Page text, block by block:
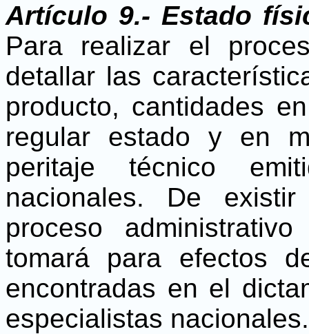
Artículo 9.- Estado
Para realizar el
detallar las
producto, cantidades
regular estado y en
peritaje técnico
nacionales. De
proceso
tomará para efectos
encontradas en el
especialistas nacionales.